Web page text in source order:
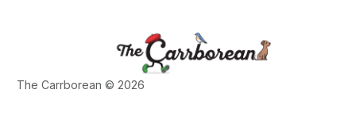
The Carrborean © 2026